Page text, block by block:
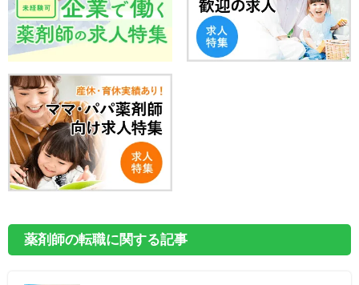
薬剤師の転職に関する記事